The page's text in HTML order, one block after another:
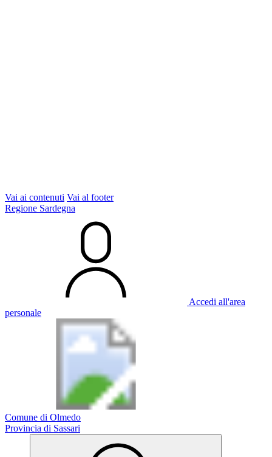
Vai ai contenuti Vai al footer
Regione Sardegna
Accedi all'area
personale
Comune di Olmedo
Provincia di Sassari